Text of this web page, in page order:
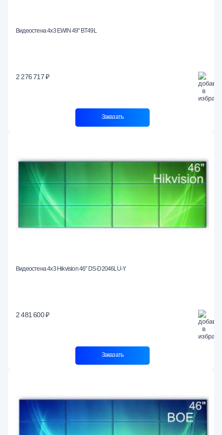
Видеостена 4x3 EWIN 49" BT49L
2 276 717 ₽
Заказать
Видеостена 4x3 Hikvision 46" DS-D2046LU-Y
2 481 600 ₽
Заказать